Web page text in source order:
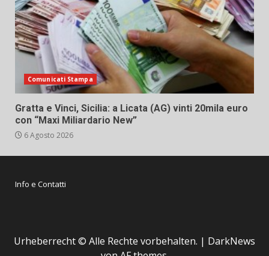
Comunicati Stampa
Gratta e Vinci, Sicilia: a Licata (AG) vinti 20mila euro
con “Maxi Miliardario New”
6 Agosto 2026
Info e Contatti
Urheberrecht © Alle Rechte vorbehalten. | DarkNews